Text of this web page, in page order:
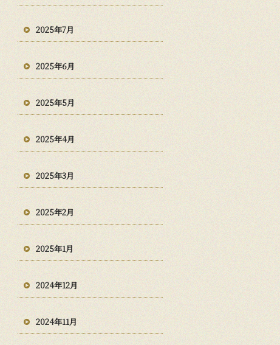
2025年7月
2025年6月
2025年5月
2025年4月
2025年3月
2025年2月
2025年1月
2024年12月
2024年11月